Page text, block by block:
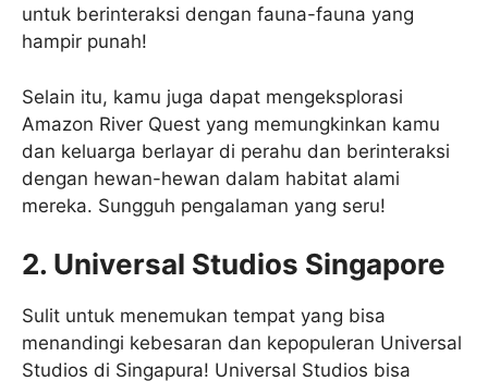
untuk berinteraksi dengan fauna-fauna yang
hampir punah!
Selain itu, kamu juga dapat mengeksplorasi
Amazon River Quest yang memungkinkan kamu
dan keluarga berlayar di perahu dan berinteraksi
dengan hewan-hewan dalam habitat alami
mereka. Sungguh pengalaman yang seru!
2. Universal Studios Singapore
Sulit untuk menemukan tempat yang bisa
menandingi kebesaran dan kepopuleran Universal
Studios di Singapura! Universal Studios bisa